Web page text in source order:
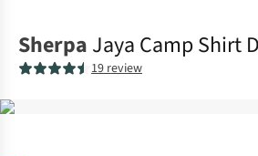
Sherpa Jaya Camp Shirt
19 review